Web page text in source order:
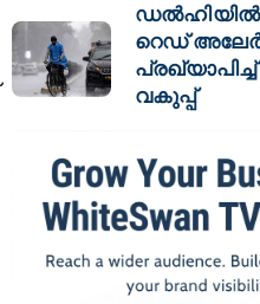
ഡല്‍ഹിയില്‍
റെഡ്
വകുപ്പ്